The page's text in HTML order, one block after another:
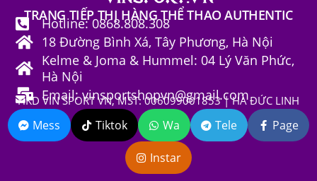
TRANG TIẾP THỊ HÀNG THỂ THAO AUTHENTIC
Hotline: 0868.808.308
18 Đường Bình Xá, Tây Phương, Hà Nội
Kelme & Joma & Hummel: 04 Lý Văn Phức,
Hà Nội
Email: vinsportshopvn@gmail.com
HKD VIN SPORT VN, MST: 006099001853 | HÀ ĐỨC LINH
Mess Tiktok Wa Tele Page
Instar